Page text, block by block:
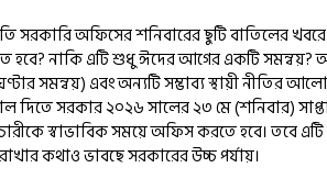
সরকারি অফিসের শনিবারের ছুটি বাতিলের
হবে? নাকি এটি শুধু ঈদের আগের একটি সমন্বয়?
সমন্বয়) এবং অন্যটি সম্ভাব্য স্থায়ী নীতির
দিতে সরকার ২০২৬ সালের ২৩ মে (শনিবার)
স্বাভাবিক সময়ে অফিস করতে হবে। তবে
কথাও ভাবছে সরকারের উচ্চ পর্যায়।